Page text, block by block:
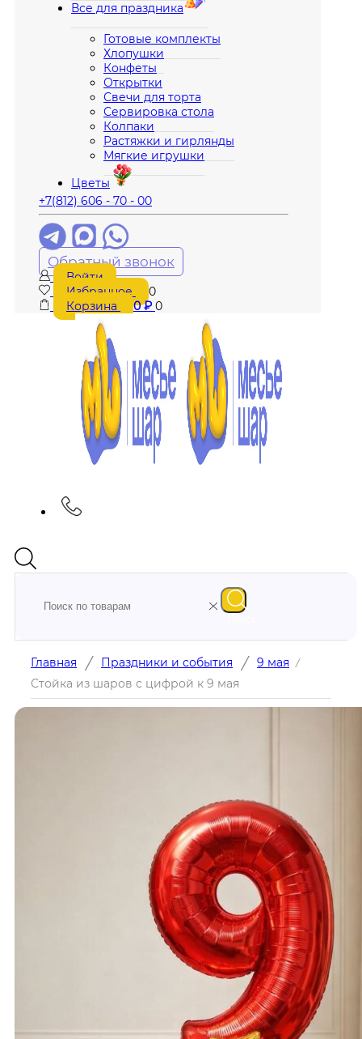
Все для праздника
Готовые комплекты
Хлопушки
Конфеты
Открытки
Свечи для торта
Сервировка стола
Колпаки
Растяжки и гирлянды
Мягкие игрушки
Цветы
+7(812) 606 - 70 - 00
Обратный звонок
Войти
Избранное
0
Корзина
0₽ 0
Главная / Праздники и события / 9 мая /
Стойка из шаров с цифрой к 9 мая